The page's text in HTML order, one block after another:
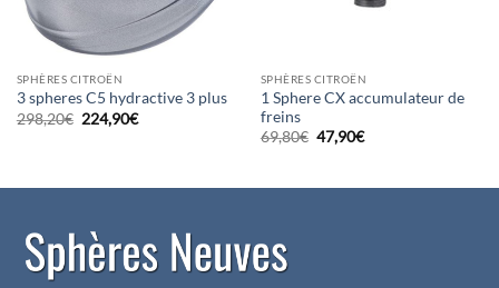
SPHÈRES CITROËN
3 spheres C5 hydractive 3 plus
298,20€ Le
224,90€Le
SPHÈRES CITROËN
1 Sphere CX accumulateur de
freins
69,80€ Le
prix
69,80€.
47,90€Le
47,90€.